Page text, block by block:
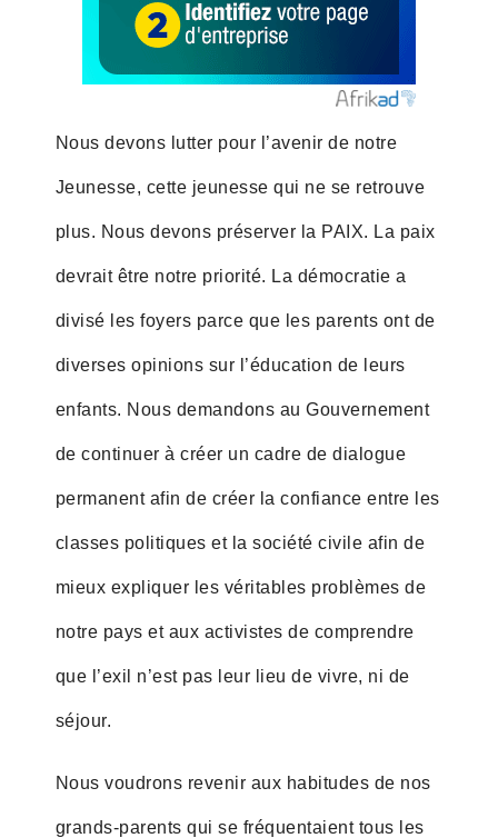
Nous devons lutter pour l’avenir de notre
Jeunesse, cette jeunesse qui ne se retrouve
plus. Nous devons préserver la PAIX. La paix
devrait être notre priorité. La démocratie a
divisé les foyers parce que les parents ont de
diverses opinions sur l’éducation de leurs
enfants. Nous demandons au Gouvernement
de continuer à créer un cadre de dialogue
permanent afin de créer la confiance entre les
classes politiques et la société civile afin de
mieux expliquer les véritables problèmes de
notre pays et aux activistes de comprendre
que l’exil n’est pas leur lieu de vivre, ni de
séjour.
Nous voudrons revenir aux habitudes de nos
grands-parents qui se fréquentaient tous les